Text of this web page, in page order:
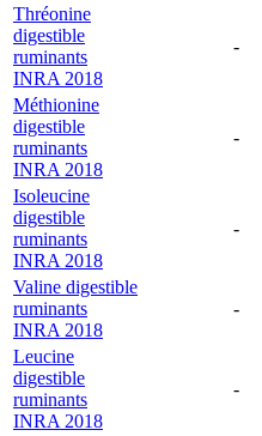
Thréonine
digestible
ruminants
INRA 2018
-
Méthionine
digestible
ruminants
INRA 2018
-
Isoleucine
digestible
ruminants
INRA 2018
-
Valine digestible
ruminants
INRA 2018
-
Leucine
digestible
ruminants
INRA 2018
-